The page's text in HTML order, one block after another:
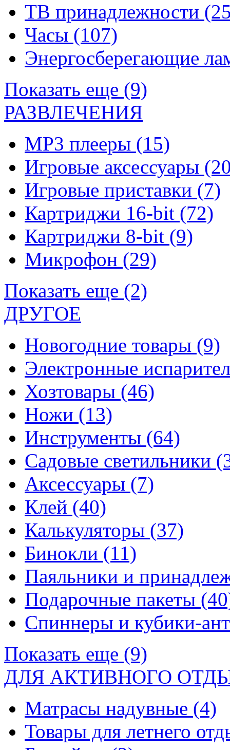
ТВ принадлежности
Часы (107)
Энергосберегающие
Показать еще (9)
РАЗВЛЕЧЕНИЯ
MP3 плееры (15)
Игровые аксессуары
Игровые приставки (7)
Картриджи 16-bit (72)
Картриджи 8-bit (9)
Микрофон (29)
Показать еще (2)
ДРУГОЕ
Новогодние товары (9)
Электронные
Хозтовары (46)
Ножи (13)
Инструменты (64)
Садовые светильники
Аксессуары (7)
Клей (40)
Калькуляторы (37)
Бинокли (11)
Паяльники и
Подарочные пакеты
Спиннеры и кубики-
Показать еще (9)
ДЛЯ АКТИВНОГО
Матрасы надувные (4)
Товары для летнего